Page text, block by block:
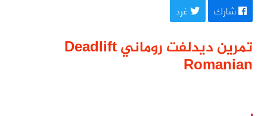
شارك غرد
تمرين ديدلفت روماني Deadlift
Romanian